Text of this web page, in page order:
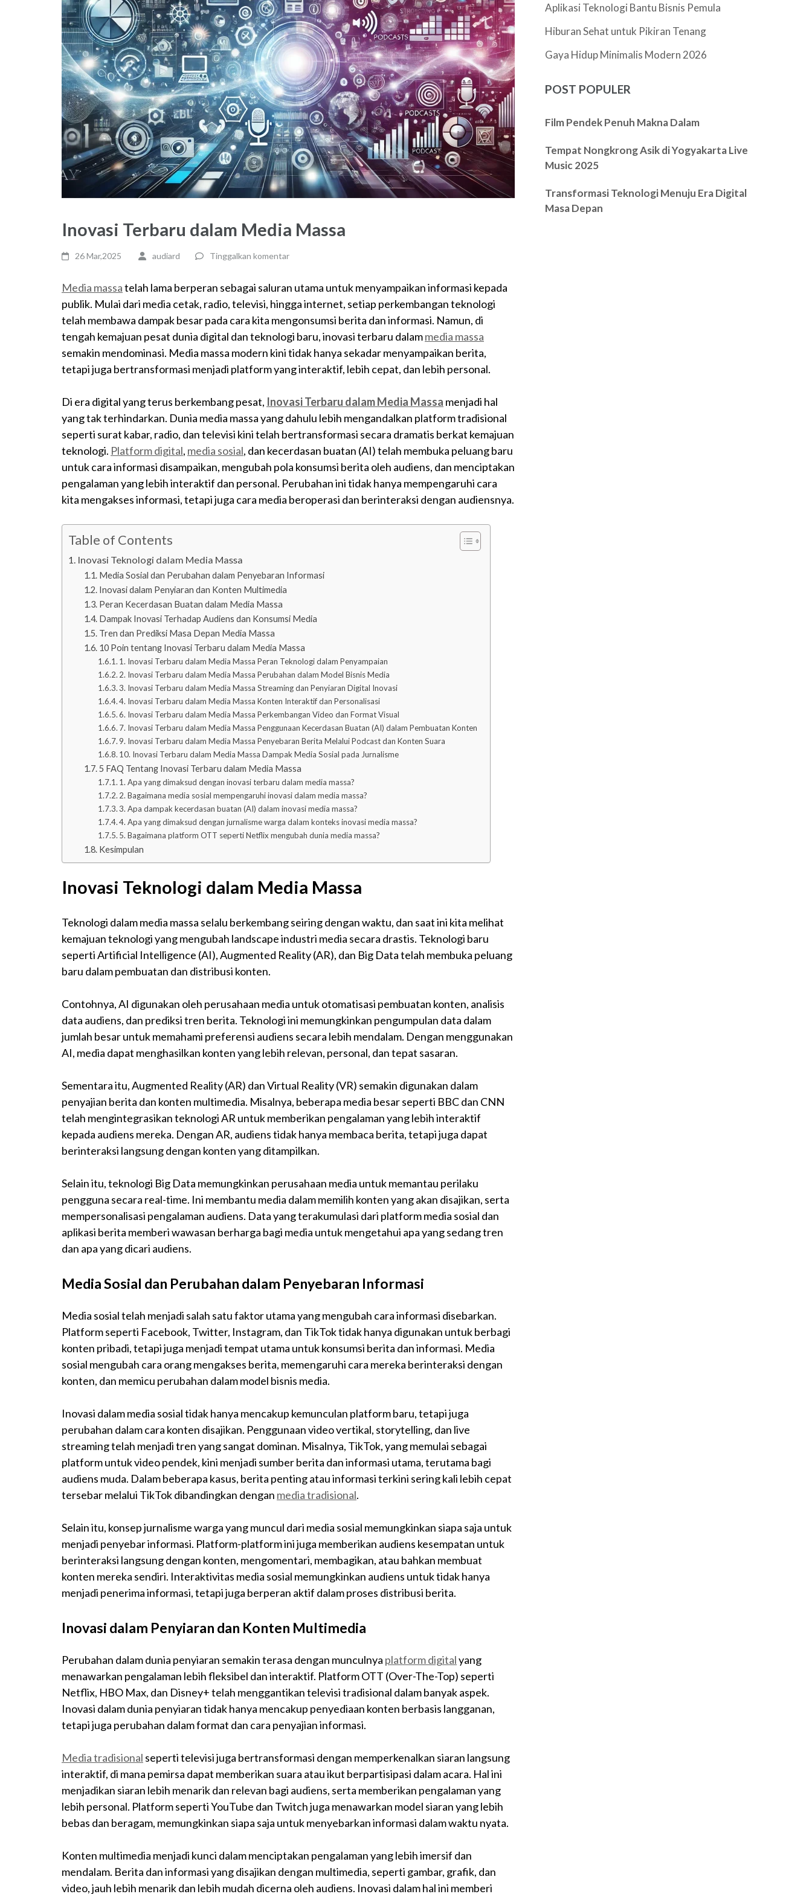
Inovasi Terbaru dalam Media Massa
26 Mar,2025 audiard Tinggalkan komentar
Media massatelah lama berperan sebagai saluran utama untuk menyampaikan informasi kepada
publik. Mulai dari media cetak, radio, televisi, hingga internet, setiap perkembangan teknologi
telah membawa dampak besar pada cara kita mengonsumsi berita dan informasi. Namun, di
tengah kemajuan pesat dunia digital dan teknologi baru, inovasi terbaru dalammedia massa
semakin mendominasi. Media massa modern kini tidak hanya sekadar menyampaikan berita,
tetapi juga bertransformasi menjadi platform yang interaktif, lebih cepat, dan lebih personal.
Di era digital yang terus berkembang pesat, Inovasi Terbaru dalam Media Massa menjadi hal
yang tak terhindarkan. Dunia media massa yang dahulu lebih mengandalkan platform tradisional
seperti surat kabar, radio, dan televisi kini telah bertransformasi secara dramatis berkat kemajuan
teknologi. Platform digital, media sosial, dan kecerdasan buatan (AI) telah membuka peluang baru
untuk cara informasi disampaikan, mengubah pola konsumsi berita oleh audiens, dan menciptakan
pengalaman yang lebih interaktif dan personal. Perubahan ini tidak hanya mempengaruhi cara
kita mengakses informasi, tetapi juga cara media beroperasi dan berinteraksi dengan audiensnya.
Table of Contents
Inovasi Teknologi dalam Media Massa
Media Sosial dan Perubahan dalam Penyebaran Informasi
Inovasi dalam Penyiaran dan Konten Multimedia
Peran Kecerdasan Buatan dalam Media Massa
Dampak Inovasi Terhadap Audiens dan Konsumsi Media
Tren dan Prediksi Masa Depan Media Massa
10 Poin tentang Inovasi Terbaru dalam Media Massa
1. Inovasi Terbaru dalam Media Massa Peran Teknologi dalam Penyampaian
2. Inovasi Terbaru dalam Media Massa Perubahan dalam Model Bisnis Media
3. Inovasi Terbaru dalam Media Massa Streaming dan Penyiaran Digital Inovasi
4. Inovasi Terbaru dalam Media Massa Konten Interaktif dan Personalisasi
6. Inovasi Terbaru dalam Media Massa Perkembangan Video dan Format Visual
7. Inovasi Terbaru dalam Media Massa Penggunaan Kecerdasan Buatan (AI) dalam Pembuatan Konten
9. Inovasi Terbaru dalam Media Massa Penyebaran Berita Melalui Podcast dan Konten Suara
10. Inovasi Terbaru dalam Media Massa Dampak Media Sosial pada Jurnalisme
5 FAQ Tentang Inovasi Terbaru dalam Media Massa
1. Apa yang dimaksud dengan inovasi terbaru dalam media massa?
2. Bagaimana media sosial mempengaruhi inovasi dalam media massa?
3. Apa dampak kecerdasan buatan (AI) dalam inovasi media massa?
4. Apa yang dimaksud dengan jurnalisme warga dalam konteks inovasi media massa?
5. Bagaimana platform OTT seperti Netflix mengubah dunia media massa?
Kesimpulan
Inovasi Teknologi dalam Media Massa
Teknologi dalam media massa selalu berkembang seiring dengan waktu, dan saat ini kita melihat
kemajuan teknologi yang mengubah landscape industri media secara drastis. Teknologi baru
seperti Artificial Intelligence (AI), Augmented Reality (AR), dan Big Data telah membuka peluang
baru dalam pembuatan dan distribusi konten.
Contohnya, AI digunakan oleh perusahaan media untuk otomatisasi pembuatan konten, analisis
data audiens, dan prediksi tren berita. Teknologi ini memungkinkan pengumpulan data dalam
jumlah besar untuk memahami preferensi audiens secara lebih mendalam. Dengan menggunakan
AI, media dapat menghasilkan konten yang lebih relevan, personal, dan tepat sasaran.
Sementara itu, Augmented Reality (AR) dan Virtual Reality (VR) semakin digunakan dalam
penyajian berita dan konten multimedia. Misalnya, beberapa media besar seperti BBC dan CNN
telah mengintegrasikan teknologi AR untuk memberikan pengalaman yang lebih interaktif
kepada audiens mereka. Dengan AR, audiens tidak hanya membaca berita, tetapi juga dapat
berinteraksi langsung dengan konten yang ditampilkan.
Selain itu, teknologi Big Data memungkinkan perusahaan media untuk memantau perilaku
pengguna secara real-time. Ini membantu media dalam memilih konten yang akan disajikan, serta
mempersonalisasi pengalaman audiens. Data yang terakumulasi dari platform media sosial dan
aplikasi berita memberi wawasan berharga bagi media untuk mengetahui apa yang sedang tren
dan apa yang dicari audiens.
Media Sosial dan Perubahan dalam Penyebaran Informasi
Media sosial telah menjadi salah satu faktor utama yang mengubah cara informasi disebarkan.
Platform seperti Facebook, Twitter, Instagram, dan TikTok tidak hanya digunakan untuk berbagi
konten pribadi, tetapi juga menjadi tempat utama untuk konsumsi berita dan informasi. Media
sosial mengubah cara orang mengakses berita, memengaruhi cara mereka berinteraksi dengan
konten, dan memicu perubahan dalam model bisnis media.
Inovasi dalam media sosial tidak hanya mencakup kemunculan platform baru, tetapi juga
perubahan dalam cara konten disajikan. Penggunaan video vertikal, storytelling, dan live
streaming telah menjadi tren yang sangat dominan. Misalnya, TikTok, yang memulai sebagai
platform untuk video pendek, kini menjadi sumber berita dan informasi utama, terutama bagi
audiens muda. Dalam beberapa kasus, berita penting atau informasi terkini sering kali lebih cepat
tersebar melalui TikTok dibandingkan dengan media tradisional.
Selain itu, konsep jurnalisme warga yang muncul dari media sosial memungkinkan siapa saja untuk
menjadi penyebar informasi. Platform-platform ini juga memberikan audiens kesempatan untuk
berinteraksi langsung dengan konten, mengomentari, membagikan, atau bahkan membuat
konten mereka sendiri. Interaktivitas media sosial memungkinkan audiens untuk tidak hanya
menjadi penerima informasi, tetapi juga berperan aktif dalam proses distribusi berita.
Inovasi dalam Penyiaran dan Konten Multimedia
Perubahan dalam dunia penyiaran semakin terasa dengan munculnya platform digitalyang
menawarkan pengalaman lebih fleksibel dan interaktif. Platform OTT (Over-The-Top) seperti
Netflix, HBO Max, dan Disney+ telah menggantikan televisi tradisional dalam banyak aspek.
Inovasi dalam dunia penyiaran tidak hanya mencakup penyediaan konten berbasis langganan,
tetapi juga perubahan dalam format dan cara penyajian informasi.
Media tradisional seperti televisi juga bertransformasi dengan memperkenalkan siaran langsung
interaktif, di mana pemirsa dapat memberikan suara atau ikut berpartisipasi dalam acara. Hal ini
menjadikan siaran lebih menarik dan relevan bagi audiens, serta memberikan pengalaman yang
lebih personal. Platform seperti YouTube dan Twitch juga menawarkan model siaran yang lebih
bebas dan beragam, memungkinkan siapa saja untuk menyebarkan informasi dalam waktu nyata.
Konten multimedia menjadi kunci dalam menciptakan pengalaman yang lebih imersif dan
mendalam. Berita dan informasi yang disajikan dengan multimedia, seperti gambar, grafik, dan
video, jauh lebih menarik dan lebih mudah dicerna oleh audiens. Inovasi dalam hal ini memberi
Aplikasi Teknologi Bantu Bisnis Pemula
Hiburan Sehat untuk Pikiran Tenang
Gaya Hidup Minimalis Modern 2026
POST POPULER
Film Pendek Penuh Makna Dalam
Tempat Nongkrong Asik di Yogyakarta Live
Music 2025
Transformasi Teknologi Menuju Era Digital
Masa Depan